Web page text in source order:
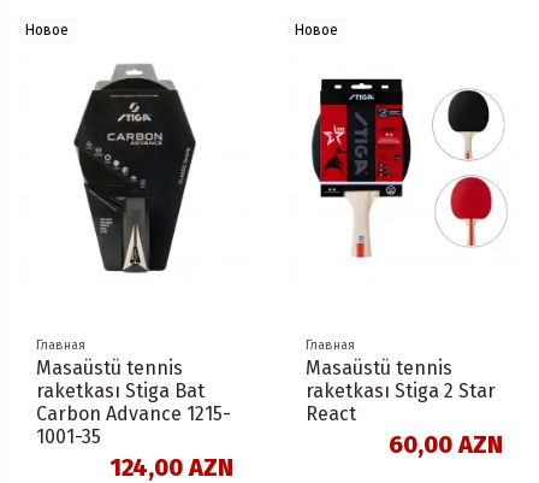
Новое
Главная
Masaüstü tennis
raketkası Stiga Bat
Carbon Advance 1215-
1001-35
124,00 AZN
Новое
Главная
Masaüstü tennis
raketkası Stiga 2 Star
React
60,00 AZN